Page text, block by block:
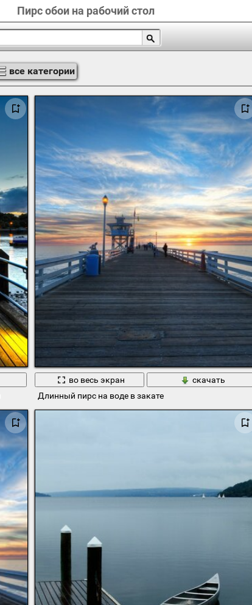
Пирс обои на рабочий стол
все категории
во весь экран
скачать
Длинный пирс на воде в закате